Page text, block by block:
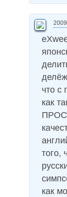
что с
как
того,
как